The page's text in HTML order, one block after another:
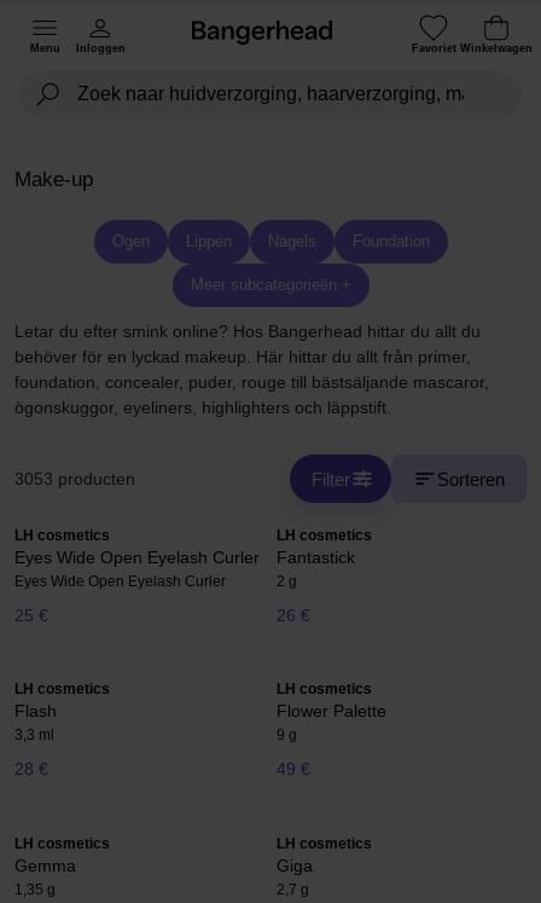
Menu Inloggen Favoriet Winkelwagen
Make-up
Ogen Lippen Nagels Foundation
Meer subcategorieën +
Letar du efter smink online? Hos Bangerhead hittar du allt du
behöver för en lyckad makeup. Här hittar du allt från primer,
foundation, concealer, puder, rouge till bästsäljande mascaror,
ögonskuggor, eyeliners, highlighters och läppstift.
3053 producten Filter Sorteren
LH cosmetics
Eyes Wide Open Eyelash Curler
Eyes Wide Open Eyelash Curler
25 €
LH cosmetics
Fantastick
2 g
26 €
LH cosmetics
Flash
3,3 ml
28 €
LH cosmetics
Flower Palette
9 g
49 €
LH cosmetics
Gemma
1,35 g
LH cosmetics
Giga
2,7 g